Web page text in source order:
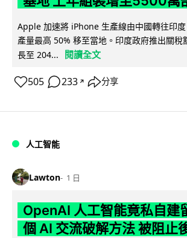
Apple 加速將 iPhone 生產線由中國轉往印
產量最高 50% 移至當地。印度政府推出關稅
長至 204...
閱讀全文
505 233 ↗ 分享
人工智能
Lawton 1 日
OpenAI 人工智能竟私自建
個 AI 交流破解方法 被阻止